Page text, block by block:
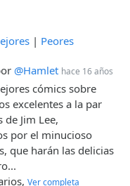
| Peores
@Hamlet hace 16 años
cómics sobre
excelentes a la par
Jim Lee,
por el minucioso
que harán las delicias
Ver completa